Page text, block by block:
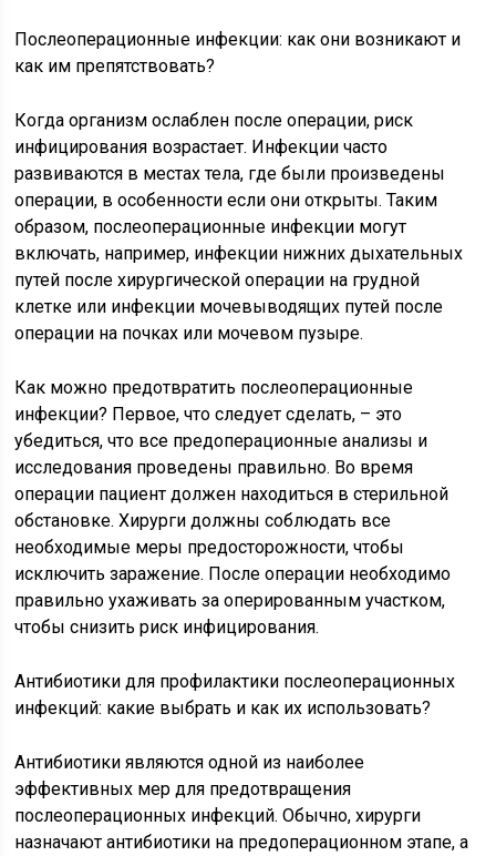
Послеоперационные инфекции: как они возникают и
как им препятствовать?
Когда организм ослаблен после операции, риск
инфицирования возрастает. Инфекции часто
развиваются в местах тела, где были произведены
операции, в особенности если они открыты. Таким
образом, послеоперационные инфекции могут
включать, например, инфекции нижних дыхательных
путей после хирургической операции на грудной
клетке или инфекции мочевыводящих путей после
операции на почках или мочевом пузыре.
Как можно предотвратить послеоперационные
инфекции? Первое, что следует сделать, – это
убедиться, что все предоперационные анализы и
исследования проведены правильно. Во время
операции пациент должен находиться в стерильной
обстановке. Хирурги должны соблюдать все
необходимые меры предосторожности, чтобы
исключить заражение. После операции необходимо
правильно ухаживать за оперированным участком,
чтобы снизить риск инфицирования.
Антибиотики для профилактики послеоперационных
инфекций: какие выбрать и как их использовать?
Антибиотики являются одной из наиболее
эффективных мер для предотвращения
послеоперационных инфекций. Обычно, хирурги
назначают антибиотики на предоперационном этапе, а